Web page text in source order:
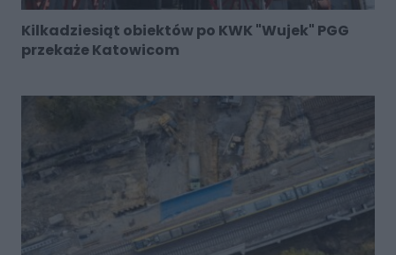
Kilkadziesiąt obiektów po KWK "Wujek" PGG
przekaże Katowicom